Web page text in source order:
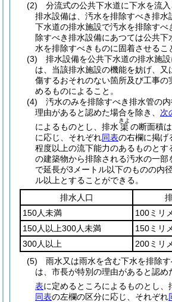
(2)
分流式の公共下水道に下水を流
排水設備は、汚水を排除すべき排水
下水道の排水施設で汚水を排除すべ
除すべき排水設備にあつては公共下
水を排除すべきものに固着させるこ
(3)
排水設備を公共下水道の排水施
は、当該排水施設の機能を妨げ、又
傷するおそれのない箇所及び工事の
めるものによること。
(4)
汚水のみを排除すべき排水管の
理由があると認めた場合を除き、 次
によるものとし、排水 渠
きよ
の断面積は
に応じ、それぞれ同表の右欄に掲げ
程度以上の流下能力のあるものとす
の建築物から排除される汚水の一部
で延長が3メートル以下のものの内
ル以上とすることができる。
排水人口
150人未満
100ミリ
150人以上300人未満
150ミリ
300人以上
200ミリ
(5)
雨水又は雨水を含む下水を排除
は、市長が特別の理由があると認め
表に定めるところによるものとし、
同表の左欄の区分に応じ、それぞれ